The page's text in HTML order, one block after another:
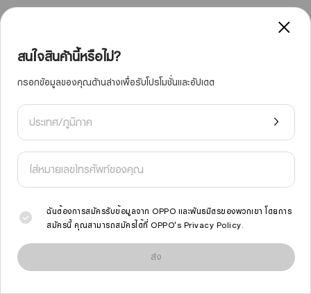
เราใช้คุกกี้และเทคโนโลยีที่คล้ายคลึงกันเพื่อให้ไซต์นี้ทำงานได้อย่างถูกต้องและเพื่อ
วิเคราะห์ปริมาณการใช้งานและปรับปรุงประสบการณ์การเรียกดูของคุณให้เหมาะสม
การเรียกดูไซต์นี้ต่อไปจะถือว่าคุณยอมรับการใช้งานคุกกี้ดังกล่าวอ่านเพิ่มเติม
สนใจสินค้านี้หรือไม่?
กรอกข้อมูลของคุณด้านล่างเพื่อรับโปรโมชั่นและอัปเดต
ประเทศ/ภูมิภาค
ฉันต้องการสมัครรับข้อมูลจาก OPPO และพันธมิตรของพวกเขา โดยการ
สมัครนี้ คุณสามารถสมัครได้ที่ OPPO's Privacy Policy
ส่ง
IR Remote Control10
ทำให้ของคุณอัจฉริยะยิ่งขึ้น
มาพร้อมกับหลอดอินฟราเรดในตัว ฟีเจอร์ IR Remote
อินเทอร์เฟซเดียว สลับการควบคุมระหว่างอุปกรณ์ได้อย่าง
ง่ายดาย เพื่อประสบการณ์